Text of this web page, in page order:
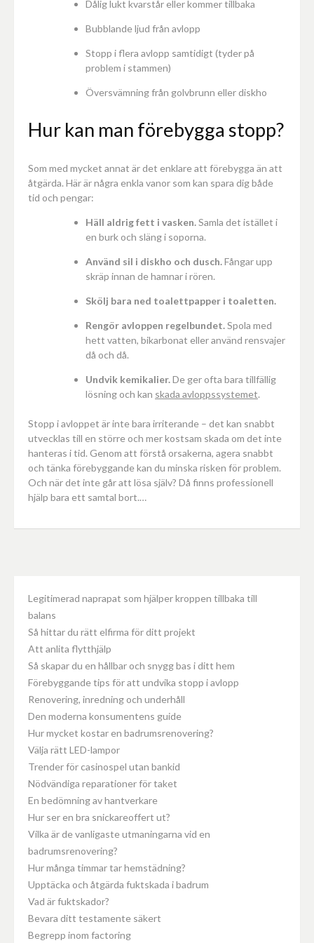
Dålig lukt kvarstår eller kommer tillbaka
Bubblande ljud från avlopp
Stopp i flera avlopp samtidigt (tyder på
problem i stammen)
Översvämning från golvbrunn eller diskho
Hur kan man förebygga stopp?
Som med mycket annat är det enklare att förebygga än att
åtgärda. Här är några enkla vanor som kan spara dig både
tid och pengar:
Häll aldrig fett i vasken.Samla det istället i
en burk och släng i soporna.
Använd sil i diskho och dusch.Fångar upp
skräp innan de hamnar i rören.
Skölj bara ned toalettpapper i toaletten.
Rengör avloppen regelbundet.Spola med
hett vatten, bikarbonat eller använd rensvajer
då och då.
Undvik kemikalier.De ger ofta bara tillfällig
lösning och kan skada avloppssystemet.
Stopp i avloppet är inte bara irriterande – det kan snabbt
utvecklas till en större och mer kostsam skada om det inte
hanteras i tid. Genom att förstå orsakerna, agera snabbt
och tänka förebyggande kan du minska risken för problem.
Och när det inte går att lösa själv? Då finns professionell
hjälp bara ett samtal bort.…
Legitimerad naprapat som hjälper kroppen tillbaka till
balans
Så hittar du rätt elfirma för ditt projekt
Att anlita flytthjälp
Så skapar du en hållbar och snygg bas i ditt hem
Förebyggande tips för att undvika stopp i avlopp
Renovering, inredning och underhåll
Den moderna konsumentens guide
Hur mycket kostar en badrumsrenovering?
Välja rätt LED-lampor
Trender för casinospel utan bankid
Nödvändiga reparationer för taket
En bedömning av hantverkare
Hur ser en bra snickareoffert ut?
Vilka är de vanligaste utmaningarna vid en
badrumsrenovering?
Hur många timmar tar hemstädning?
Upptäcka och åtgärda fuktskada i badrum
Vad är fuktskador?
Bevara ditt testamente säkert
Begrepp inom factoring